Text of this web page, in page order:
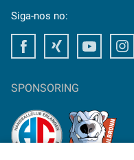
Siga-nos no:
FacebookXing Youtube
SPONSORING